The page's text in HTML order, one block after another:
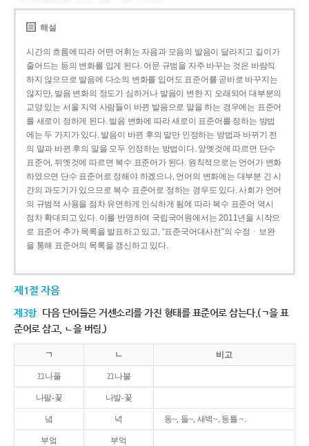
해설
시간의 흐름에 따라 어떤 어휘는 자음과 모음의 발음이 달라지고 길이가
줄어드는 등의 변화를 입게 된다. 어문 규범을 자주 바꾸는 것은 바람직
하지 않으므로 발음에 다소의 변화를 입어도 표준어를 곧바로 바꾸지는
않지만, 발음 변화의 정도가 심하거나 발음이 변한 지 오래되어 대부분의
교양 있는 서울 지역 사람들이 바뀐 발음으로 말을 하는 경우에는 표준어
를 새로이 정하게 된다. 발음 변화에 따라 새로이 표준어를 정하는 방법
에는 두 가지가 있다. 발음이 바뀐 후의 말만 인정하는 방법과 바뀌기 전
의 말과 바뀐 후의 말을 모두 인정하는 방법이다. 앞엣것에 따르면 단수
표준어, 뒤엣것에 따르면 복수 표준어가 된다. 원칙적으로는 언어가 변화
하였으면 단수 표준어로 정해야 하겠으나, 언어의 변화에는 대부분 긴 시
간의 과도기가 있으므로 복수 표준어로 정하는 경우도 있다. 사회가 언어
의 규범적 사용을 점차 유연하게 인식하게 됨에 따라 복수 표준어 역시
점차 확대되고 있다. 이를 반영하여 국립국어원에서는 2011년을 시작으
로 표준어 추가 목록을 발표하고 있고, “표준국어대사전”의 수정ㆍ보완
을 통해 표준어의 목록을 갱신하고 있다.
제1절 자음
제3항 다음 단어들은 거센소리를 가진 형태를 표준어로 삼는다.(ㄱ을 표
준어로 삼고, ㄴ을 버림.)
ㄱ ㄴ 비고
끄나풀 끄나불
나팔-꽃 나발-꽃
녘 녁 동~, 들~, 새벽~, 동틀 ~.
부엌 부억